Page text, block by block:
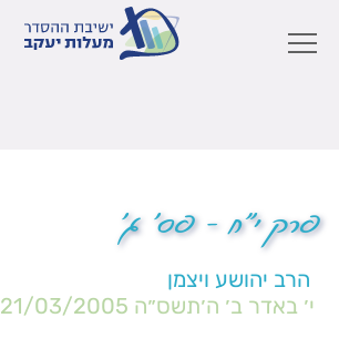
פרק י"ח – פס' ג'
הרב יהושע ויצמן
י׳ באדר ב׳ ה׳תשס״ה 21/03/2005